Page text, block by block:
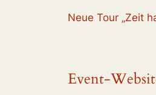
Neue Tour „Zeit
Event-